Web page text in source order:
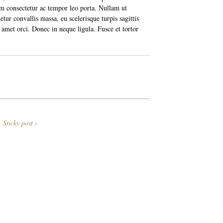
consectetur ac tempor leo porta. Nullam ut
convallis massa, eu scelerisque turpis sagittis
orci. Donec in neque ligula. Fusce et tortor
Sticky post